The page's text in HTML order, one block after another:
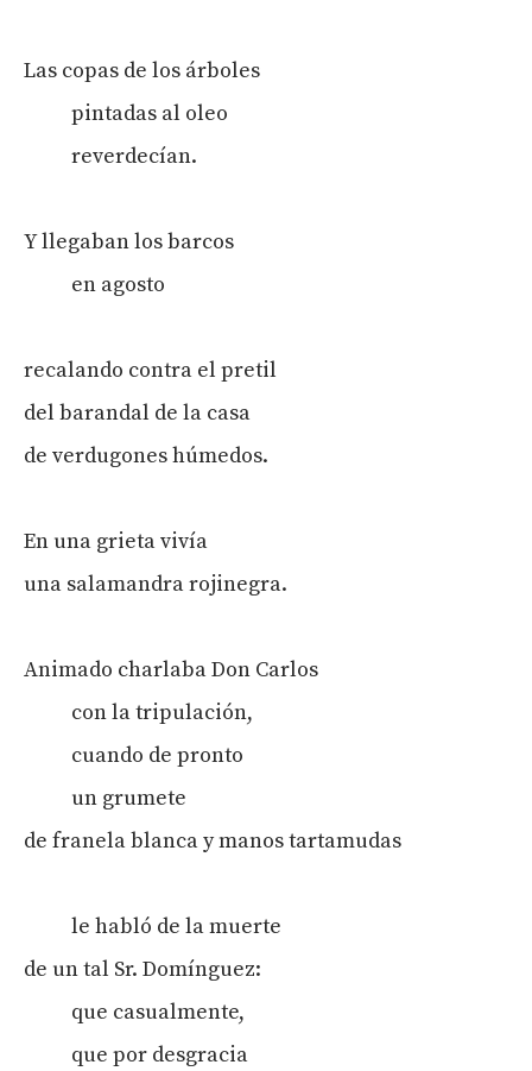
Las copas de los árboles
pintadas al oleo
reverdecían.
Y llegaban los barcos
en agosto
recalando contra el pretil
del barandal de la casa
de verdugones húmedos.
En una grieta vivía
una salamandra rojinegra.
Animado charlaba Don Carlos
con la tripulación,
cuando de pronto
un grumete
de franela blanca y manos tartamudas
le habló de la muerte
de un tal Sr. Domínguez:
que casualmente,
que por desgracia